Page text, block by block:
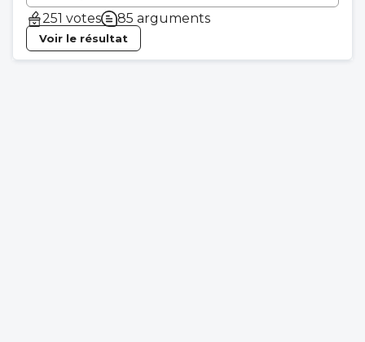
251 votes
85 arguments
Voir le résultat